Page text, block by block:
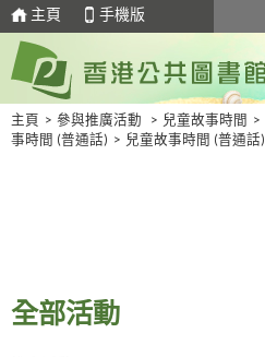
主頁 手機版
主頁 > 參與推廣活動 > 兒童故事時間 >
事時間 (普通話) > 兒童故事時間 (普通話)
全部活動